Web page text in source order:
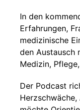
In den
Erfahrungen,
medizinische
den Austausch
Medizin,
Der Podcast